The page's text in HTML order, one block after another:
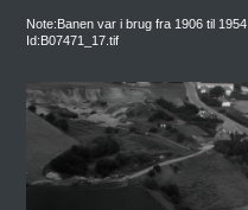
Note:Banen var i brug fra 1906 til 1954
Id:B07471_17.tif